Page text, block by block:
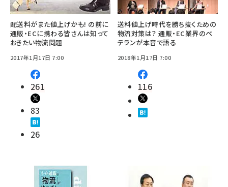
配送料がまた値上げかも! の前に
通販・ECに携わる皆さんは知って
おきたい物流問題
2017年1月17日 7:00
261
83
26
送料値上げ時代を勝ち抜くための
物流対策は？ 通販・EC業界のベ
テランが本音で語る
2018年1月17日 7:00
116